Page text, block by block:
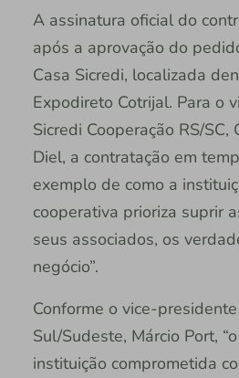
A assinatura oficial do
após a aprovação do
Casa Sicredi, localizada
Expodireto Cotrijal. Para o
Sicredi Cooperação RS/SC,
Diel, a contratação em
exemplo de como a
cooperativa prioriza suprir
seus associados, os
negócio”.
Conforme o vice-
Sul/Sudeste, Márcio Port,
instituição comprometida